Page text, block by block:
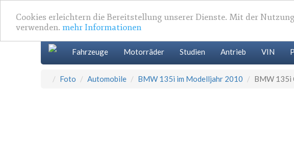
Cookies erleichtern die Bereitstellung unserer Dienste. Mit der
verwenden. mehr Informationen
Fahrzeuge Motorräder Studien Antrieb VIN
Foto Automobile BMW 135i im Modelljahr 2010 BMW 135i